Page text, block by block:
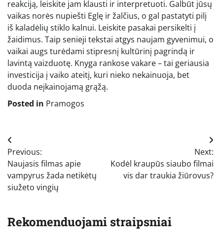
reakciją, leiskite jam klausti ir interpretuoti. Galbūt jūsų
vaikas norės nupiešti Eglę ir žalčius, o gal pastatyti pilį
iš kaladėlių stiklo kalnui. Leiskite pasakai persikelti į
žaidimus. Taip senieji tekstai atgys naujam gyvenimui, o
vaikai augs turėdami stipresnį kultūrinį pagrindą ir
lavintą vaizduotę. Knyga rankose vakare – tai geriausia
investicija į vaiko ateitį, kuri nieko nekainuoja, bet
duoda neįkainojamą grąžą.
Posted in Pramogos
Navigacija
tarp
įrašų
Previous:
Naujasis filmas apie
vampyrus žada netikėtų
siužeto vingių
Next:
Kodėl kraupūs siaubo filmai
vis dar traukia žiūrovus?
Rekomenduojami straipsniai